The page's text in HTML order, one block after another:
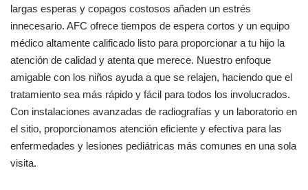
largas esperas y copagos costosos añaden un estrés
innecesario. AFC ofrece tiempos de espera cortos y un equipo
médico altamente calificado listo para proporcionar a tu hijo la
atención de calidad y atenta que merece. Nuestro enfoque
amigable con los niños ayuda a que se relajen, haciendo que el
tratamiento sea más rápido y fácil para todos los involucrados.
Con instalaciones avanzadas de radiografías y un laboratorio en
el sitio, proporcionamos atención eficiente y efectiva para las
enfermedades y lesiones pediátricas más comunes en una sola
visita.